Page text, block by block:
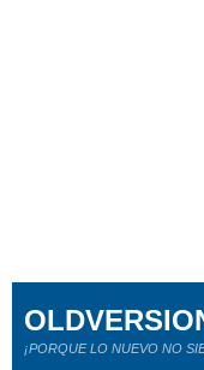
¡PORQUE LO NUEVO NO